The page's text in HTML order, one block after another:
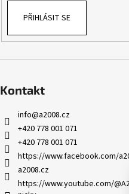
PŘIHLÁSIT SE
Kontakt
info@a2008.cz
+420 778 001 071
+420 778 001 071
https://www.facebook.com/
a2008.cz
https://www.youtube.com/